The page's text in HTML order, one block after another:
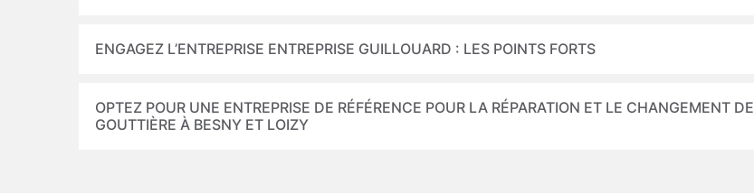
ENGAGEZ L’ENTREPRISE ENTREPRISE GUILLOUARD : LES POINTS FORTS
OPTEZ POUR UNE ENTREPRISE DE RÉFÉRENCE POUR LA RÉPARATION ET LE CHANGEMENT DE
GOUTTIÈRE À BESNY ET LOIZY